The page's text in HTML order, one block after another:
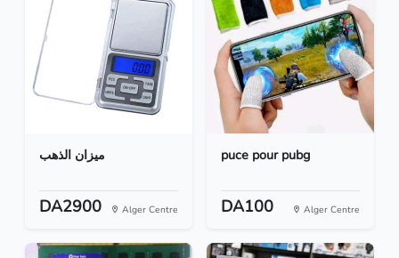
ميزان الذهب
DA2900 Alger Centre
puce pour pubg
DA100 Alger Centre